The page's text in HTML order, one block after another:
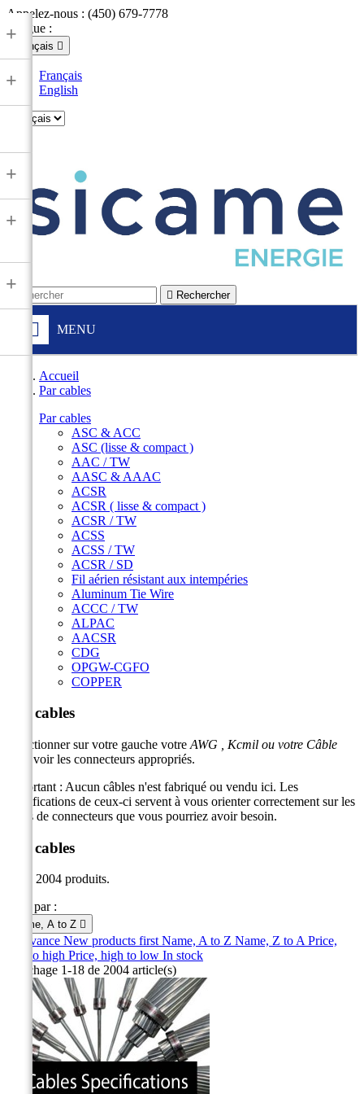
Appelez-nous : (450) 679-7778
Langue :
Français 
Français
English
 Rechercher
MENU
+
+
+
+
+
Accueil
Par cables
Par cables
ASC & ACC
ASC (lisse & compact )
AAC / TW
AASC & AAAC
ACSR
ACSR ( lisse & compact )
ACSR / TW
ACSS
ACSS / TW
ACSR / SD
Fil aérien résistant aux intempéries
Aluminum Tie Wire
ACCC / TW
ALPAC
AACSR
CDG
OPGW-CGFO
COPPER
Par cables
Sélectionner sur votre gauche votre AWG , Kcmil ou votre Câble
pour voir les connecteurs appropriés.
Important : Aucun câbles n'est fabriqué ou vendu ici. Les
spécifications de ceux-ci servent à vous orienter correctement sur les
types de connecteurs que vous pourriez avoir besoin.
Par cables
Il y a 2004 produits.
Trier par :
Name, A to Z 
Relevance New products firstName, A to Z Name, Z to APrice,
low to high Price, high to low In stock
Affichage 1-18 de 2004 article(s)